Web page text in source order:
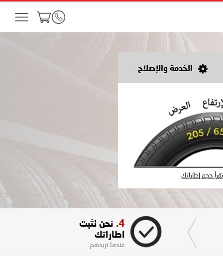
الخدمة والإصلاح
حجم إطاراتك
4. نحن نثبت
اطاراتك
عندما تريدهم